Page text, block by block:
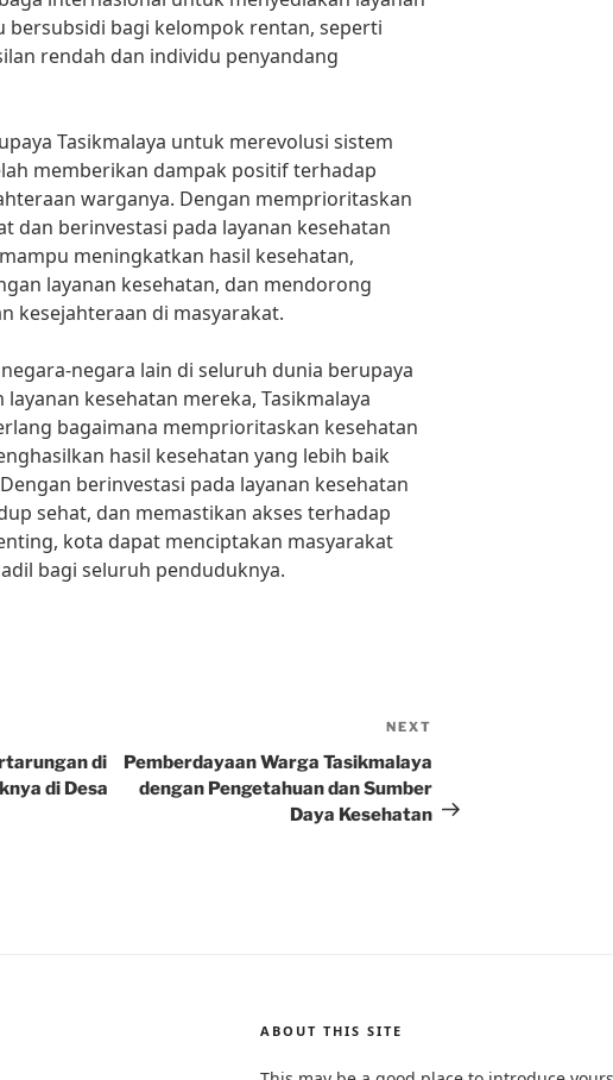
bersubsidi bagi kelompok rentan, seperti
rendah dan individu penyandang
Tasikmalaya untuk merevolusi sistem
memberikan dampak positif terhadap
warganya. Dengan memprioritaskan
dan berinvestasi pada layanan kesehatan
meningkatkan hasil kesehatan,
layanan kesehatan, dan mendorong
kesejahteraan di masyarakat.
negara lain di seluruh dunia berupaya
kesehatan mereka, Tasikmalaya
bagaimana memprioritaskan kesehatan
hasil kesehatan yang lebih baik
berinvestasi pada layanan kesehatan
sehat, dan memastikan akses terhadap
kota dapat menciptakan masyarakat
bagi seluruh penduduknya.
di
di Desa
NEXT
Pemberdayaan Warga Tasikmalaya
dengan Pengetahuan dan Sumber
Daya Kesehatan
ABOUT THIS SITE